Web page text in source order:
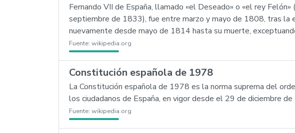
Fernando VII de España, llamado «el Deseado» o «el rey
septiembre de 1833), fue entre marzo y mayo de 1808, tras la
nuevamente desde mayo de 1814 hasta su muerte,
Fuente: wikipedia.org
Constitución española de 1978
La Constitución española de 1978 es la norma suprema del
los ciudadanos de España, en vigor desde el 29 de diciembre
Fuente: wikipedia.org